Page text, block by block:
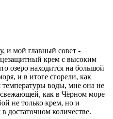
и мой главный совет -
крем с высоким
озеро находится на большой
и в итоге сгорели, как
температуры воды, мне она не
как в Чёрном море
не только крем, но и
достаточном количестве.